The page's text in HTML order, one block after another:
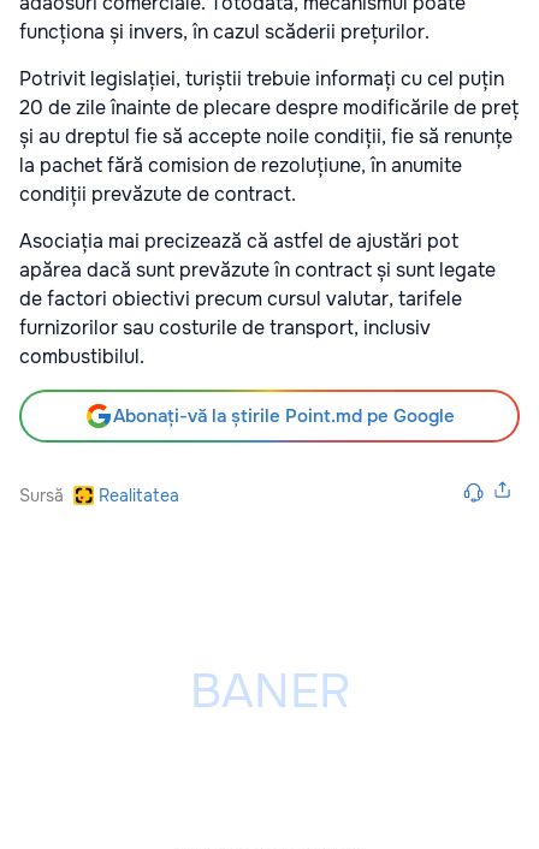
funcționa și invers, în cazul scăderii prețurilor.
Potrivit legislației, turiștii trebuie informați cu cel puțin
20 de zile înainte de plecare despre modificările de preț
și au dreptul fie să accepte noile condiții, fie să renunțe
la pachet fără comision de rezoluțiune, în anumite
condiții prevăzute de contract.
Asociația mai precizează că astfel de ajustări pot
apărea dacă sunt prevăzute în contract și sunt legate
de factori obiectivi precum cursul valutar, tarifele
furnizorilor sau costurile de transport, inclusiv
combustibilul.
Abonați-vă la știrile Point.md pe Google
Sursă Realitatea